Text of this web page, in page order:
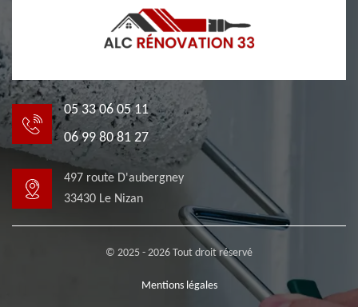
05 33 06 05 11
06 99 80 81 27
497 route D'aubergney
33430 Le Nizan
© 2025 - 2026 Tout droit réservé
Mentions légales